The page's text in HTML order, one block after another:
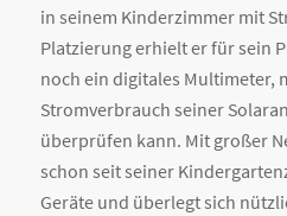
in seinem Kinderzimmer mit
Platzierung erhielt er für sein
noch ein digitales Multimeter,
Stromverbrauch seiner
überprüfen kann. Mit großer
schon seit seiner
Geräte und überlegt sich